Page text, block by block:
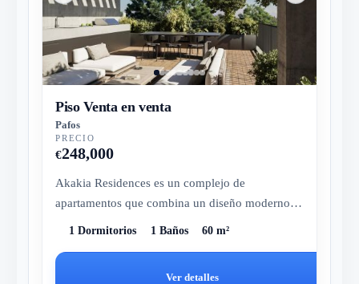
Piso Venta en venta
Pafos
PRECIO
€248,000
Akakia Residences es un complejo de
apartamentos que combina un diseño moderno
1 Dormitorios 1 Baños 60 m²
Ver detalles